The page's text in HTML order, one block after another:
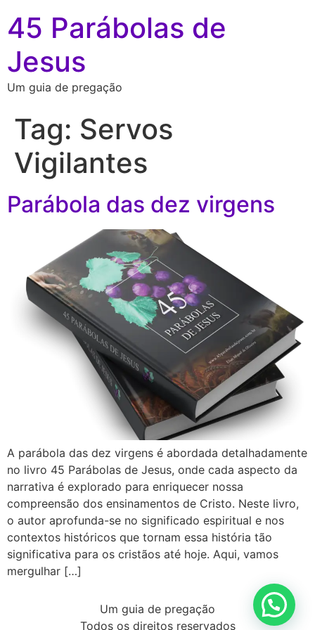
45 Parábolas de
Jesus
Um guia de pregação
Tag: Servos
Vigilantes
Parábola das dez virgens
A parábola das dez virgens é abordada detalhadamente
no livro 45 Parábolas de Jesus, onde cada aspecto da
narrativa é explorado para enriquecer nossa
compreensão dos ensinamentos de Cristo. Neste livro,
o autor aprofunda-se no significado espiritual e nos
contextos históricos que tornam essa história tão
significativa para os cristãos até hoje. Aqui, vamos
mergulhar […]
Um guia de pregação
Todos os direitos reservados